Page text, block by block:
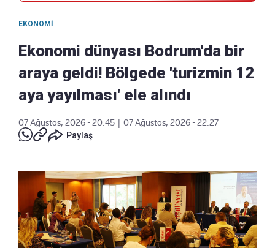
EKONOMI
Ekonomi dünyası Bodrum'da bir
araya geldi! Bölgede 'turizmin 12
aya yayılması' ele alındı
07 Ağustos, 2026 - 20:45
07 Ağustos, 2026 - 22:27
Paylaş